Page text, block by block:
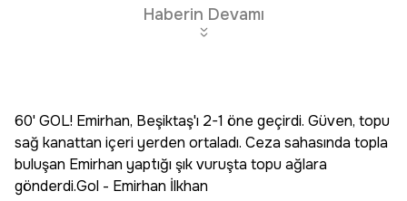
Haberin Devamı
60' GOL! Emirhan, Beşiktaş'ı 2-1 öne geçirdi. Güven, topu
sağ kanattan içeri yerden ortaladı. Ceza sahasında topla
buluşan Emirhan yaptığı şık vuruşta topu ağlara
gönderdi.Gol - Emirhan İlkhan